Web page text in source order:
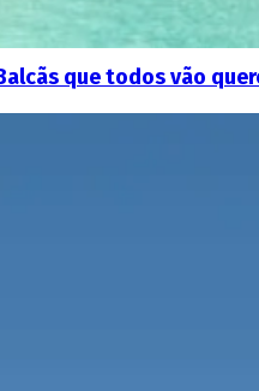
que todos vão